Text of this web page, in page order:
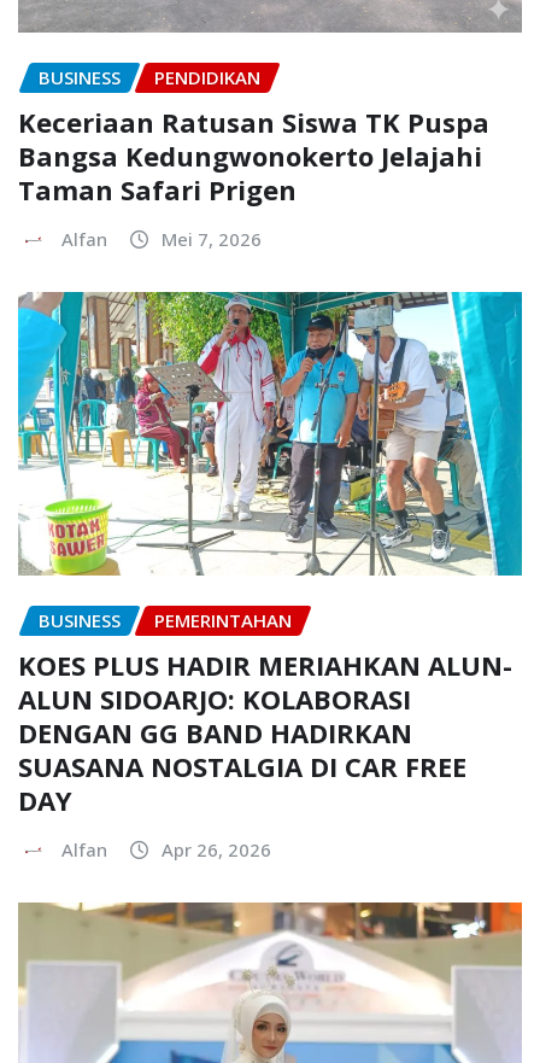
BUSINESS PENDIDIKAN
Keceriaan Ratusan Siswa TK Puspa
Bangsa Kedungwonokerto Jelajahi
Taman Safari Prigen
Alfan Mei 7, 2026
BUSINESS PEMERINTAHAN
KOES PLUS HADIR MERIAHKAN ALUN-
ALUN SIDOARJO: KOLABORASI
DENGAN GG BAND HADIRKAN
SUASANA NOSTALGIA DI CAR FREE
DAY
Alfan Apr 26, 2026